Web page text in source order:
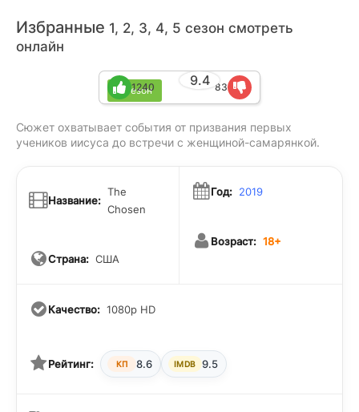
Избранные 1, 2, 3, 4, 5 сезон смотреть
онлайн
5 сезон
9.4
1240 83
Сюжет охватывает события от призвания первых
учеников иисуса до встречи с женщиной-самарянкой.
Название:
The
Chosen
Страна: США
Год: 2019
Возраст: 18+
Качество: 1080p HD
Рейтинг: КП 8.6 IMDB 9.5